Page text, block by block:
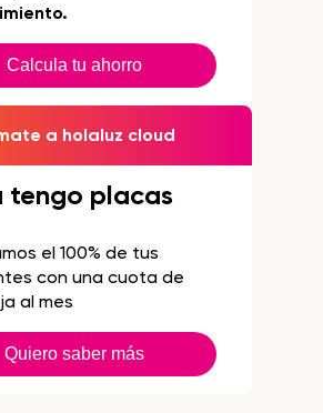
Calcula tu ahorro
a holaluz cloud
tengo placas
el 100% de tus
con una cuota de
al mes
Quiero saber más